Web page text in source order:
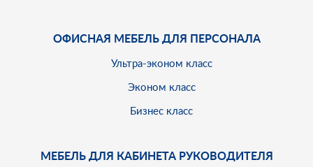
ОФИСНАЯ МЕБЕЛЬ ДЛЯ ПЕРСОНАЛА
Ультра-эконом класс
Эконом класс
Бизнес класс
МЕБЕЛЬ ДЛЯ КАБИНЕТА РУКОВОДИТЕЛЯ